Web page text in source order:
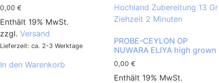
0,00 €
Enthält 19% MwSt.
zzgl. Versand
Lieferzeit: ca. 2-3 Werktage
In den Warenkorb
PROBE-CEYLON OP
NUWARA ELIYA high grown
0,00 €
Enthält 19% MwSt.